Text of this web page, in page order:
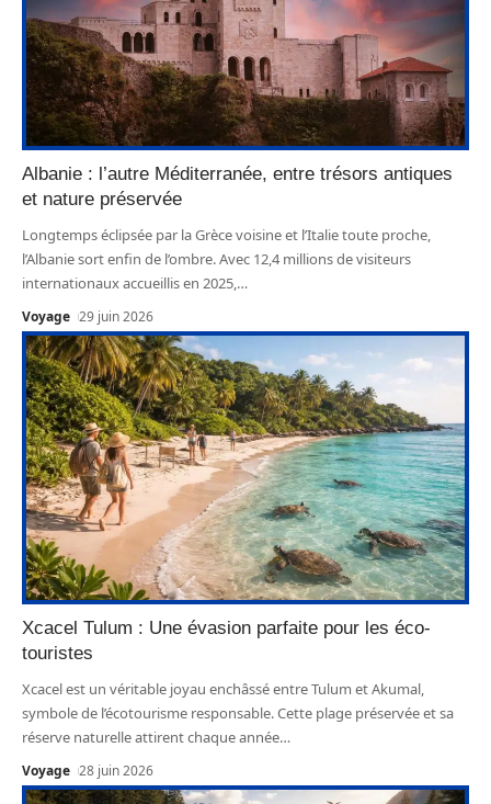
Albanie : l’autre Méditerranée, entre trésors antiques
et nature préservée
Longtemps éclipsée par la Grèce voisine et l’Italie toute proche,
l’Albanie sort enfin de l’ombre. Avec 12,4 millions de visiteurs
internationaux accueillis en 2025,…
Voyage 29 juin 2026
Xcacel Tulum : Une évasion parfaite pour les éco-
touristes
Xcacel est un véritable joyau enchâssé entre Tulum et Akumal,
symbole de l’écotourisme responsable. Cette plage préservée et sa
réserve naturelle attirent chaque année…
Voyage 28 juin 2026